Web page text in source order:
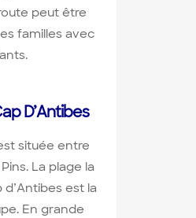
peut être
familles avec
D’Antibes
située entre
La plage la
est la
En grande